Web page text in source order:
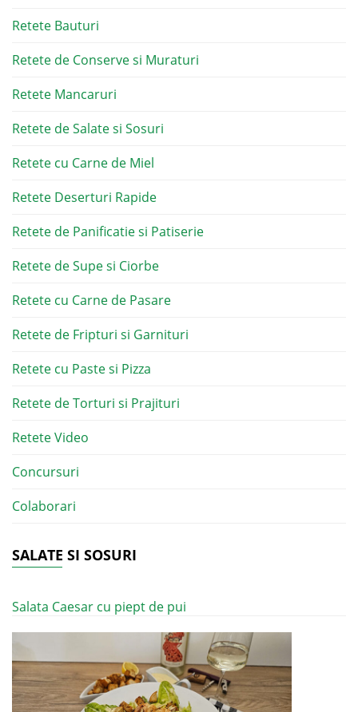
Retete Bauturi
Retete de Conserve si Muraturi
Retete Mancaruri
Retete de Salate si Sosuri
Retete cu Carne de Miel
Retete Deserturi Rapide
Retete de Panificatie si Patiserie
Retete de Supe si Ciorbe
Retete cu Carne de Pasare
Retete de Fripturi si Garnituri
Retete cu Paste si Pizza
Retete de Torturi si Prajituri
Retete Video
Concursuri
Colaborari
SALATE SI SOSURI
Salata Caesar cu piept de pui